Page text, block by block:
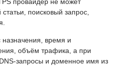
поисковый запрос,
время и
объём трафика, а при
запросы и доменное имя из